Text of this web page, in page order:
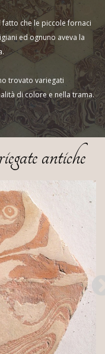
che le piccole fornaci
ed ognuno aveva la
trovato variegati
di colore e nella trama.
antiche